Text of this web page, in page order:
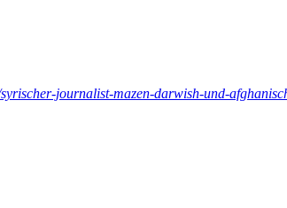
journalist-mazen-darwish-und-